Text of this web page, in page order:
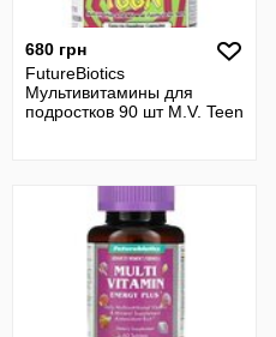
680 грн
FutureBiotics
Мультивитамины для
подростков 90 шт M.V. Teen